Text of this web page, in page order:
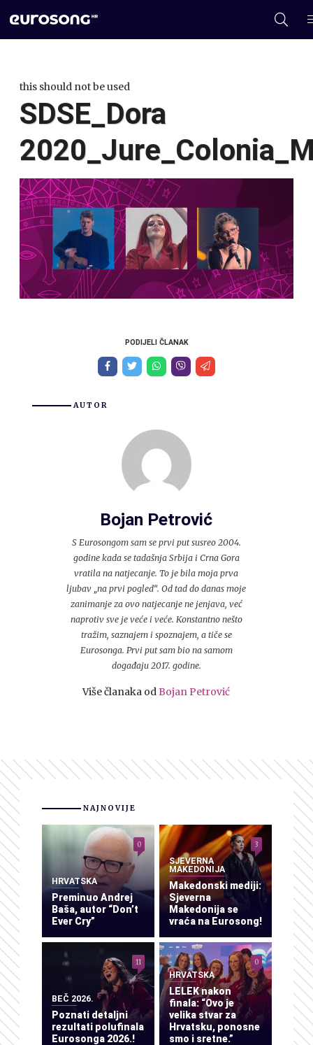
this should not be used
SDSE_Dora
PODIJELI ČLANAK
AUTOR
Bojan Petrović
S Eurosongom sam se prvi put susreo 2004.
godine kada se tadašnja Srbija i Crna Gora
vratila na natjecanje. To je bila moja prva
ljubav „na prvi pogled“. Od tad do danas moje
zanimanje za ovo natjecanje ne jenjava, već
naprotiv sve je veće i veće. Konstantno nešto
tražim, saznajem i spoznajem, a tiče se
Eurosonga. Prvi put sam bio na samom
događaju 2017. godine.
Više članaka odBojan Petrović
NAJNOVIJE
HRVATSKA
Preminuo Andrej
Baša, autor “Don’t
Ever Cry”
0
SJEVERNA
MAKEDONIJA
Makedonski mediji:
Sjeverna
Makedonija se
vraća na Eurosong!
3
BEČ 2026.
Poznati detaljni
rezultati polufinala
Eurosonga 2026.!
11
HRVATSKA
LELEK nakon
finala: “Ovo je
velika stvar za
Hrvatsku, ponosne
smo i sretne.”
0